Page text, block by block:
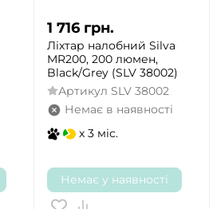
1 716 грн.
Ліхтар налобний Silva
MR200, 200 люмен,
Black/Grey (SLV 38002)
Артикул SLV 38002
Немає в наявності
x 3 міс.
Немає у наявності